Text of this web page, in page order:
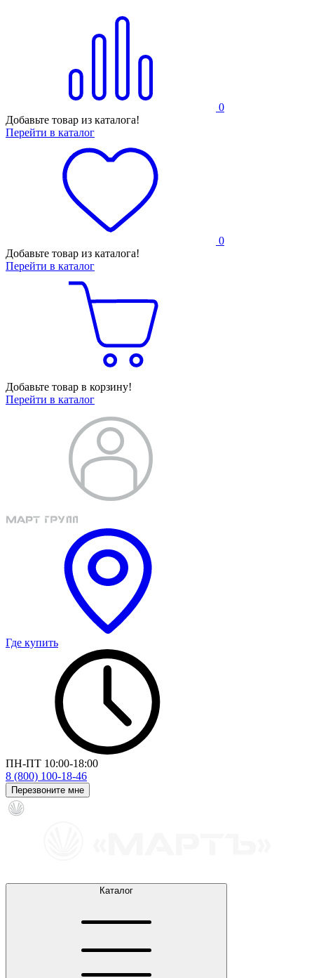
0
Добавьте товар из каталога!
Перейти в каталог
0
Добавьте товар из каталога!
Перейти в каталог
Добавьте товар в корзину!
Перейти в каталог
Где купить
ПН-ПТ 10:00-18:00
8 (800) 100-18-46
Перезвоните мне
Каталог